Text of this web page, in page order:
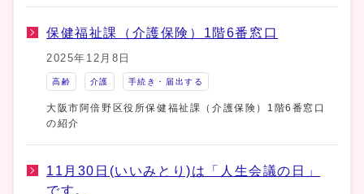
保健福祉課（介護保険）1階6番窓口
2025年12月8日
高齢 介護 手続き・届出する
大阪市阿倍野区役所保健福祉課（介護保険）1階6番窓口
の紹介
11月30日(いいみとり)は「人生会議の日」
です。